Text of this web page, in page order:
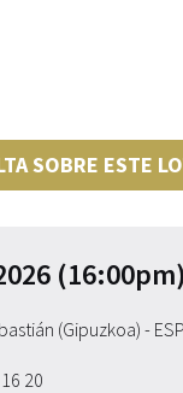
SOBRE ESTE
(16:00pm)
(Gipuzkoa) -
20